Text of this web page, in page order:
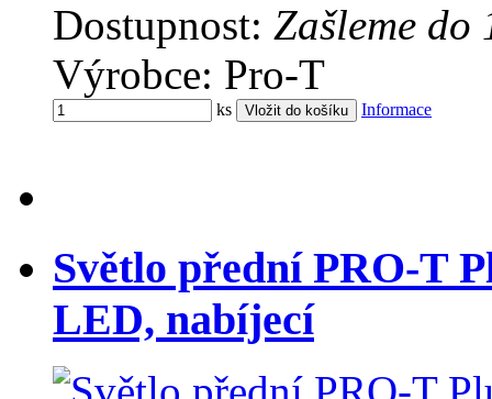
Dostupnost: Zašleme do
Výrobce: Pro-T
ks Informace
Světlo přední PRO-T
LED, nabíjecí